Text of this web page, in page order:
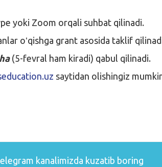
yoki Zoom orqali suhbat qilinadi.
oʻqishga grant asosida taklif
(5-fevral ham kiradi) qabul qilinadi.
saytidan olishingiz
kanalimizda kuzatib boring